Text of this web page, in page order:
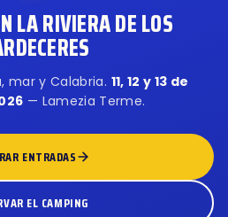
LA RIVIERA DE LOS
mar y Calabria. 11, 12 y 13 de
— Lamezia Terme.
ENTRADAS
EL CAMPING